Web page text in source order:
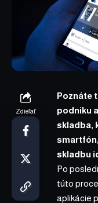
Zdieľať
Poznáte
podniku
skladba,
skladbu
Po
túto
aplikácie